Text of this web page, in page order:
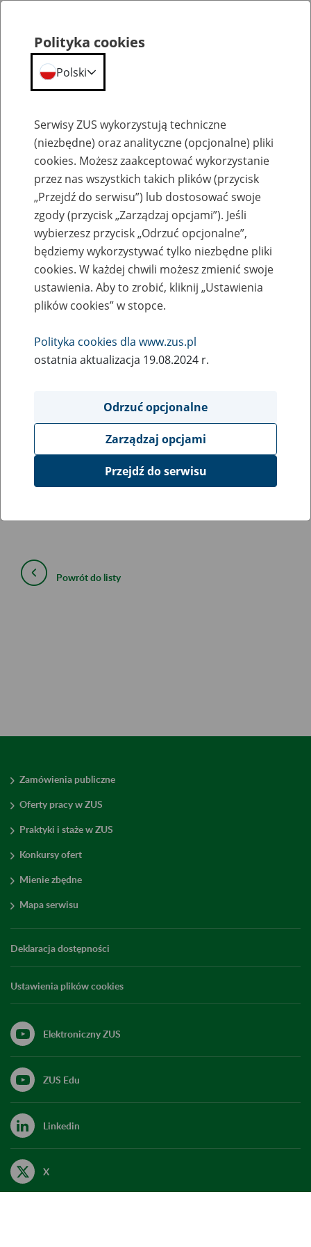
Komunikaty
Program Płatnik - informacja o
niedostępności
25
sierpnia
2017
Szanowni Państwo,
w związku z wdrożeniem nowych metryk 113 i 114,
dnia 25.08.2017 r. w godz. 17:30 - 19:00, w
programie Płatnik, mogą wystąpić ograniczenia w
komunikacji elektronicznej z ZUS.
Powrót do listy
Zamówienia publiczne
Oferty pracy w ZUS
Praktyki i staże w ZUS
Konkursy ofert
Mienie zbędne
Mapa serwisu
Deklaracja dostępności
Ustawienia plików cookies
Elektroniczny ZUS
ZUS Edu
Linkedin
X
Polityka cookies
Polski
Serwisy ZUS wykorzystują techniczne
(niezbędne) oraz analityczne (opcjonalne) pliki
cookies. Możesz zaakceptować wykorzystanie
przez nas wszystkich takich plików (przycisk
„Przejdź do serwisu”) lub dostosować swoje
zgody (przycisk „Zarządzaj opcjami”). Jeśli
wybierzesz przycisk „Odrzuć opcjonalne”,
będziemy wykorzystywać tylko niezbędne pliki
cookies. W każdej chwili możesz zmienić swoje
ustawienia. Aby to zrobić, kliknij „Ustawienia
plików cookies” w stopce.
Polityka cookies dla www.zus.pl
ostatnia aktualizacja 19.08.2024 r.
Odrzuć opcjonalne
Zarządzaj opcjami
Przejdź do serwisu